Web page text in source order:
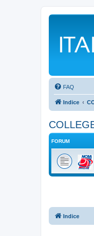
FAQ
Indice
FORUM
Indice